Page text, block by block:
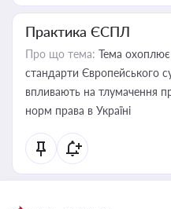
Практика ЄСПЛ
Про що тема: Тема охоплює
стандарти Європейського
впливають на тлумачення
норм права в Україні